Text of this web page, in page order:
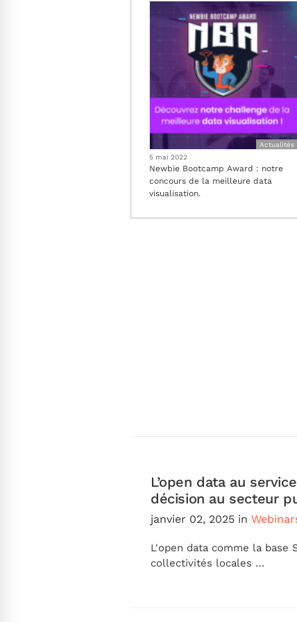
Actualités
5 mai 2022
Newbie Bootcamp Award : notre
concours de la meilleure data
visualisation.
L’open data au
décision au secteur
janvier 02, 2025 in
L'open data comme la base
collectivités locales …